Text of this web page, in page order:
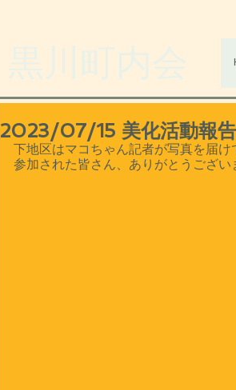
2023/07/15 美化活動報告
下地区はマコちゃん記者が写真を届け
参加された皆さん、ありがとうござい